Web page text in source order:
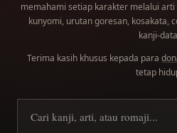
memahami setiap karakter melalui
kunyomi, urutan goresan, kosakata,
kanji-
Terima kasih khusus kepada para
tetap
Cari kanji